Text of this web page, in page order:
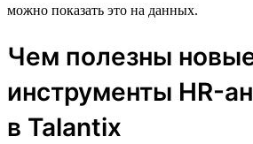
можно показать это на данных.
Чем полезны
инструменты HR-
в Talantix